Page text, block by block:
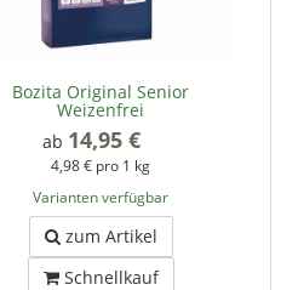
Bozita Original Senior
Weizenfrei
ab 14,95 €
4,98 € pro 1 kg
Varianten verfügbar
zum Artikel
Schnellkauf